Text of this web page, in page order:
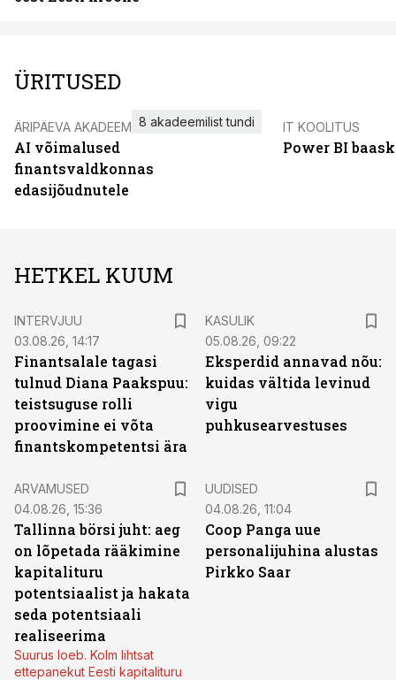
ÜRITUSED
ÄRIPÄEVA AKADEEMIA
AI võimalused
finantsvaldkonnas
edasijõudnutele
8 akadeemilist tundi IT KOOLITUS
Power BI
HETKEL KUUM
INTERVJUU
03.08.26, 14:17
Finantsalale tagasi
tulnud Diana Paakspuu:
teistsuguse rolli
proovimine ei võta
finantskompetentsi ära
KASULIK
05.08.26, 09:22
Eksperdid annavad nõu:
kuidas vältida levinud
vigu
puhkusearvestuses
ARVAMUSED
04.08.26, 15:36
Tallinna börsi juht: aeg
on lõpetada rääkimine
kapitalituru
potentsiaalist ja hakata
seda potentsiaali
realiseerima
Suurus loeb. Kolm lihtsat
ettepanekut Eesti kapitalituru
UUDISED
04.08.26, 11:04
Coop Panga uue
personalijuhina alustas
Pirkko Saar